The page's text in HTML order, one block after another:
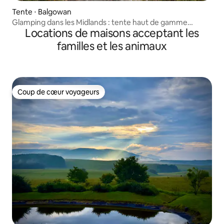
Tente ⋅ Balgowan
Glamping dans les Midlands : tente haut de gamme
(jacuzzi)
Locations de maisons acceptant les
familles et les animaux
Coup de cœur voyageurs
Coup de cœur voyageurs